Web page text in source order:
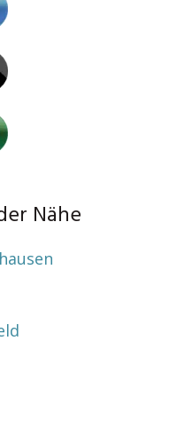
Nähe